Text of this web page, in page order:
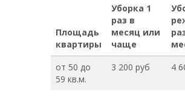
Площадь
квартиры
Уборка 1
раз в
месяц или
чаще
от 50 до
59 кв.м.
3 200 руб 4